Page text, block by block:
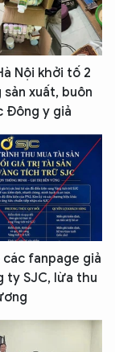
Nội khởi tố 2
xuất, buôn
Đông y giả
các fanpage giả
ty SJC, lừa thu